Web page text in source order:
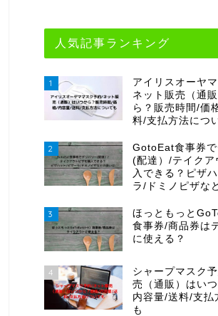
人気記事ランキング
1
アイリスオーヤ
ネット販売（通
ら？販売時間/価
料/支払方法につ
2
GotoEat食事券
(配達）/テイクア
入できる？ピザ
ラ/ドミノピザな
3
ほっともっと
食事券/商品券は
に使える？
4
シャープマスク
売（通販）はい
内容量/送料/支払
も